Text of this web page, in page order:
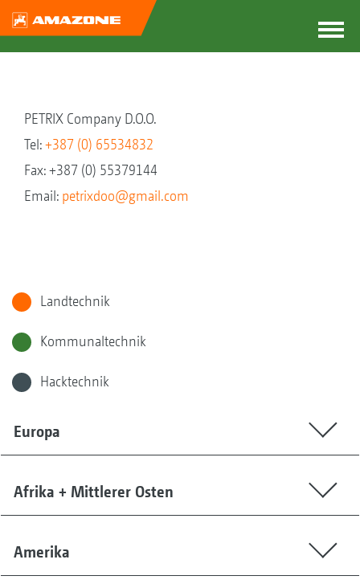
PETRIX Company D.O.O.
Tel:+387 (0) 65534832
Fax: +387 (0) 55379144
Email: petrixdoo@gmail.com
Landtechnik
Kommunaltechnik
Hacktechnik
Europa
Afrika + Mittlerer Osten
Amerika